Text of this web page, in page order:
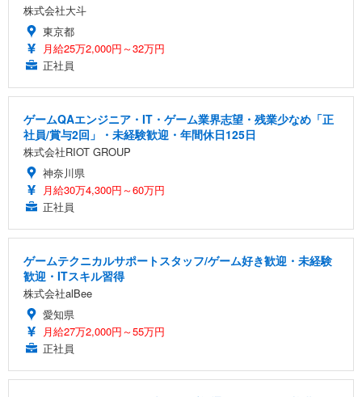
株式会社大斗
東京都
月給25万2,000円～32万円
正社員
ゲームQAエンジニア・IT・ゲーム業界志望・残業少なめ「正
社員/賞与2回」・未経験歓迎・年間休日125日
株式会社RIOT GROUP
神奈川県
月給30万4,300円～60万円
正社員
ゲームテクニカルサポートスタッフ/ゲーム好き歓迎・未経験
歓迎・ITスキル習得
株式会社alBee
愛知県
月給27万2,000円～55万円
正社員